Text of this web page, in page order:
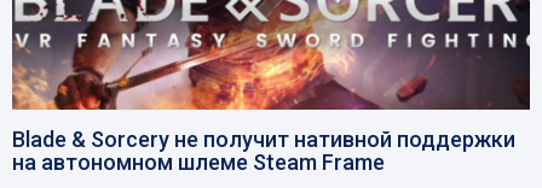
Blade & Sorcery не получит нативной поддержки
на автономном шлеме Steam Frame